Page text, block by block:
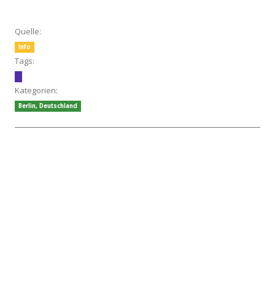
Quelle:
Info
Tags:
Kategorien:
Berlin, Deutschland